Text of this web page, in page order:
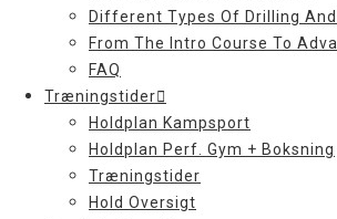
Different Types Of Drilling
From The Intro Course To
FAQ
Træningstider
Holdplan Kampsport
Holdplan Perf. Gym + Boksning
Træningstider
Hold Oversigt